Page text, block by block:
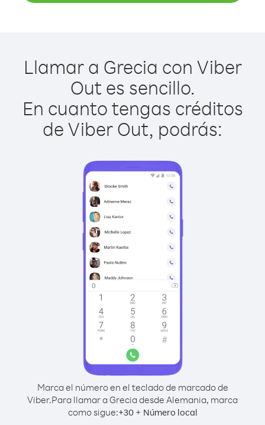
Llamar a Grecia con Viber
Out es sencillo.
En cuanto tengas créditos
de Viber Out, podrás:
Marca el número en el teclado de marcado de
Viber.Para llamar a Grecia desde Alemania, marca
como sigue:+30+ Número local